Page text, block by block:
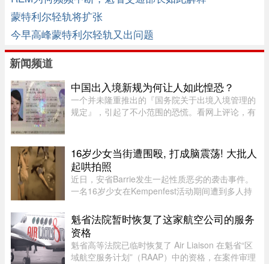
蒙特利尔轻轨将扩张
今早高峰蒙特利尔轻轨又出问题
新闻频道
中国出入境新规为何让人如此惶恐？
一个并未隆重推出的『国务院关于出境入境管理的
规定』，引起了不小范围的恐慌。看网上评论，有
性很大，是一张隐性的网， ...
16岁少女当街遭围殴, 打成脑震荡! 大批人
起哄拍照
近日，安省Barrie发生一起性质恶劣的袭击事件。
一名16岁少女在Kempenfest活动期间遭到多人持
批年轻人围观、起哄和拍摄，却迟迟没有人上前制
止。据CTV新闻报道，事件发 ...
魁省法院暂时恢复了这家航空公司的服务
资格
魁省高等法院已临时恢复了 Air Liaison 在魁省“区
域航空服务计划”（RAAP）中的资格，在案件审理